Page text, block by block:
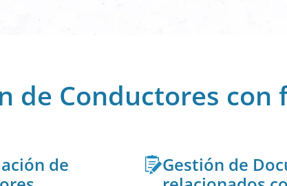
los movimientos de su
Ofrecemos las
nuestro Centro de Ayuda encontrará soluciones rápidas e
de Conductores con
de
Gestión de